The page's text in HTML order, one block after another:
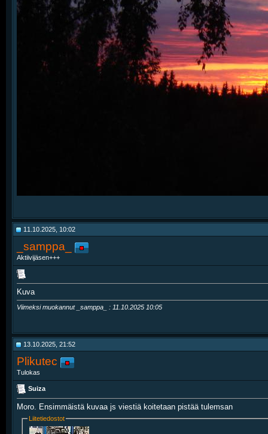
11.10.2025, 10:02
_samppa_
Aktiivijäsen+++
Kuva
Viimeksi muokannut _samppa_ : 11.10.2025 10:05
13.10.2025, 21:52
Plikutec
Tulokas
Suiza
Moro. Ensimmäistä kuvaa js viestiä koitetaan pistää tulemsan
Liitetiedostot